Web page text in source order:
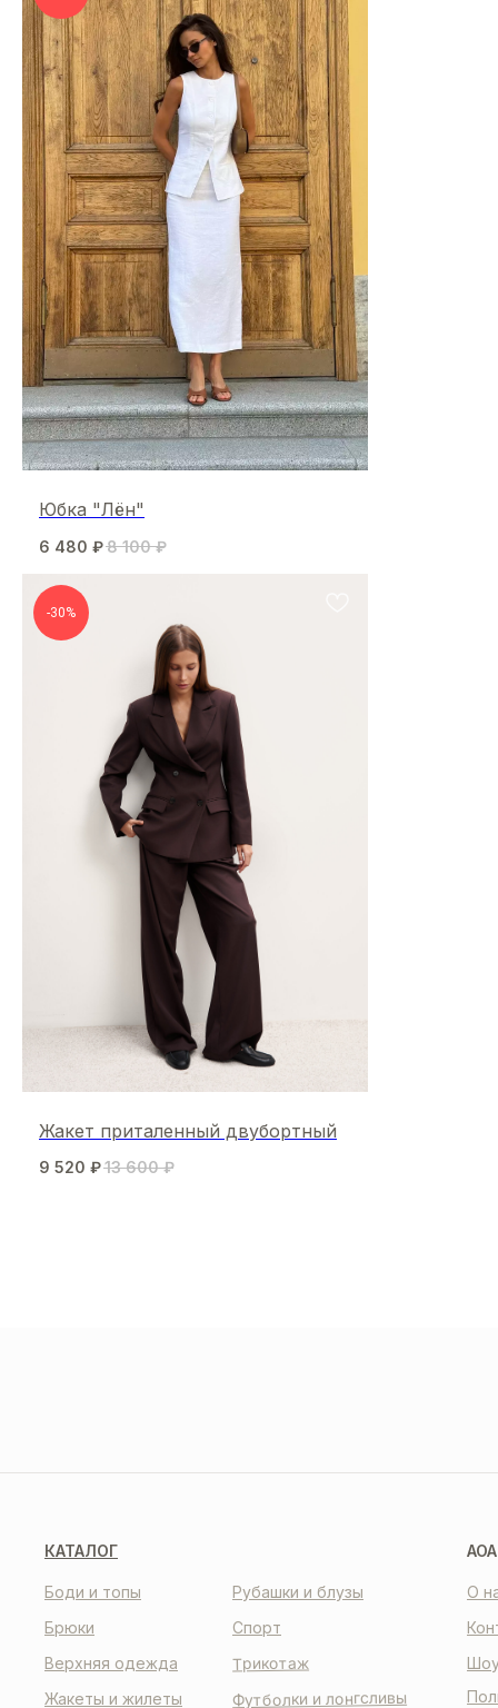
Юбка "Лён"
6 480 ₽8 100 ₽
-30%
Жакет приталенный двубортный
9 520 ₽13 600 ₽
КАТАЛОГ
О
Боди и топы
Спорт
Рубашки и блузы
Брюки
Жакеты и жилеты
Трикотаж
Футболки и лонгсливы
Верхняя одежда